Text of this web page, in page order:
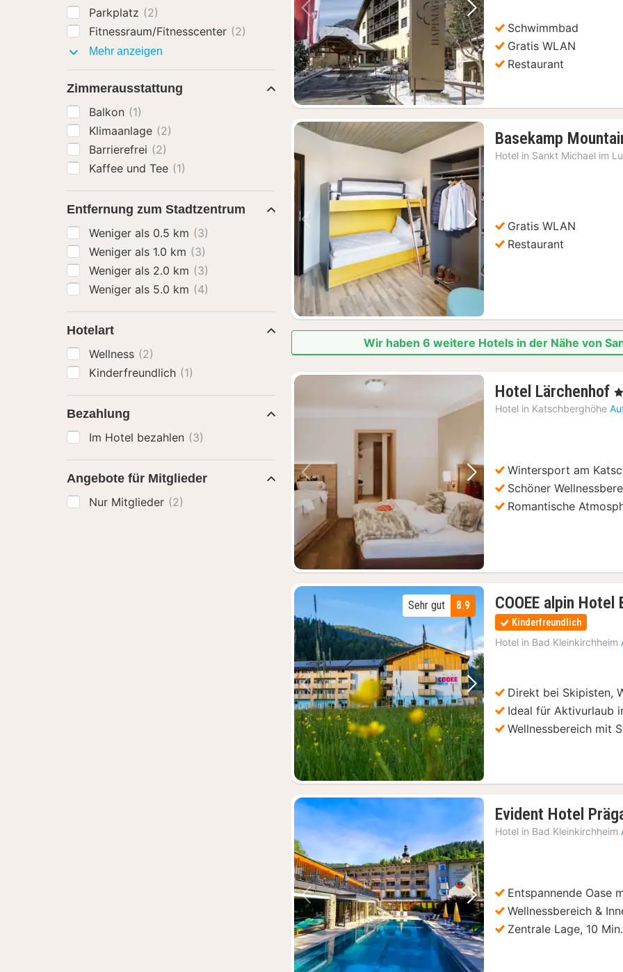
Vorheriges Bild Nächstes Bild
Schwimmbad
Gratis WLAN
Restaurant
Vorheriges Bild Nächstes Bild
Basekamp
Hotel in Sankt Michael im
Gratis WLAN
Restaurant
Wir haben 6 weitere Hotels in der Nähe von
Vorheriges Bild Nächstes Bild
Hotel Lärchenhof 1
,
Hotel in Katschberghöhe
Wintersport am
Schöner
Romantische
Vorheriges Bild Nächstes Bild
8.9
Sehr gut COOEE alpin
Kinderfreundlich
Hotel in Bad Kleinkirchheim
Direkt bei Skipisten,
Ideal für Aktivurlaub
Wellnessbereich mit
Vorheriges Bild Nächstes Bild
Evident Hotel
Hotel in Bad Kleinkirchheim
Entspannende Oase
Wellnessbereich &
Zentrale Lage, 10
Parkplatz (2)
Fitnessraum/Fitnesscenter (2)
Mehr anzeigen
Zimmerausstattung
Balkon (1)
Klimaanlage (2)
Barrierefrei (2)
Kaffee und Tee (1)
Entfernung zum Stadtzentrum
Weniger als 0.5 km (3)
Weniger als 1.0 km (3)
Weniger als 2.0 km (3)
Weniger als 5.0 km (4)
Hotelart
Wellness (2)
Kinderfreundlich (1)
Bezahlung
Im Hotel bezahlen (3)
Angebote für Mitglieder
Nur Mitglieder (2)